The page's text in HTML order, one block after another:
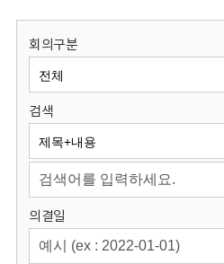
원
회
회의구분
검색
의결일